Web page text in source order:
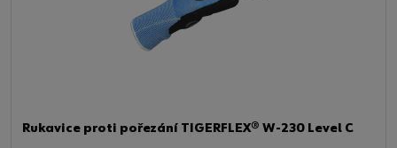
Rukavice proti pořezání TIGERFLEX® W-230 Level C